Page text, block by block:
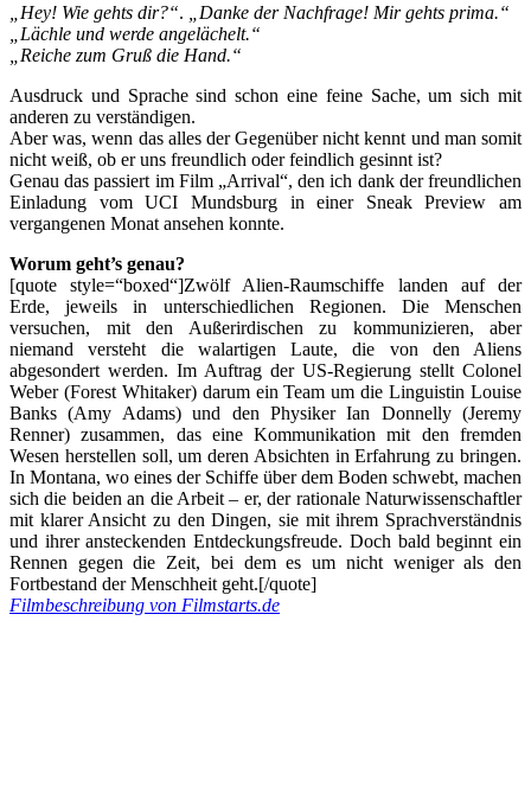
„Hey! Wie gehts dir?“.
„Danke der Nachfrage! Mir gehts prima.“
„Lächle und werde angelächelt.“
„Reiche zum Gruß die Hand.“
Ausdruck und Sprache sind schon eine feine Sache, um sich mit
anderen zu verständigen.
Aber was, wenn das alles der Gegenüber nicht kennt und man somit
nicht weiß, ob er uns freundlich oder feindlich gesinnt ist?
Genau das passiert im Film „Arrival“, den ich dank der freundlichen
Einladung vom UCI Mundsburg in einer Sneak Preview am
vergangenen Monat ansehen konnte.
Worum geht’s genau?
[quote style=“boxed“]Zwölf Alien-Raumschiffe landen auf der
Erde, jeweils in unterschiedlichen Regionen. Die Menschen
versuchen, mit den Außerirdischen zu kommunizieren, aber
niemand versteht die walartigen Laute, die von den Aliens
abgesondert werden. Im Auftrag der US-Regierung stellt Colonel
Weber (Forest Whitaker) darum ein Team um die Linguistin Louise
Banks (Amy Adams) und den Physiker Ian Donnelly (Jeremy
Renner) zusammen, das eine Kommunikation mit den fremden
Wesen herstellen soll, um deren Absichten in Erfahrung zu bringen.
In Montana, wo eines der Schiffe über dem Boden schwebt, machen
sich die beiden an die Arbeit – er, der rationale Naturwissenschaftler
mit klarer Ansicht zu den Dingen, sie mit ihrem Sprachverständnis
und ihrer ansteckenden Entdeckungsfreude. Doch bald beginnt ein
Rennen gegen die Zeit, bei dem es um nicht weniger als den
Fortbestand der Menschheit geht.[/quote]
Filmbeschreibung von Filmstarts.de